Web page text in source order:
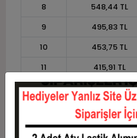
8
548,44 TL
9
495,83 TL
10
453,75 TL
11
415,91 TL
12
387,50 TL